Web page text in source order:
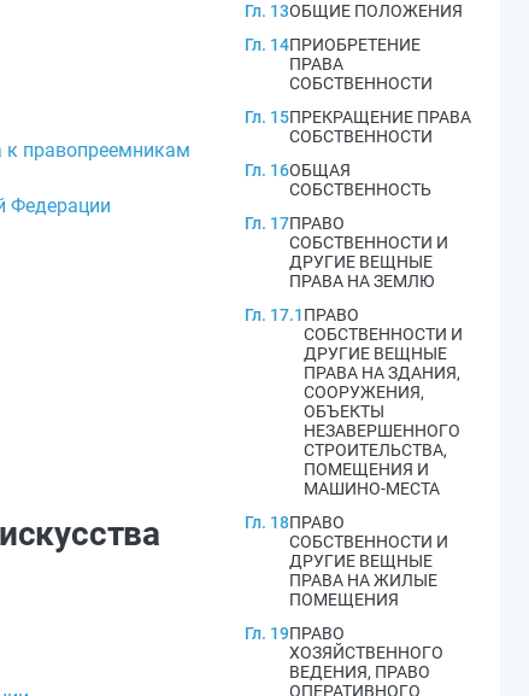
к правопреемникам
Федерации
Гл. 13ОБЩИЕ ПОЛОЖЕНИЯ
Гл. 14ПРИОБРЕТЕНИЕ
ПРАВА
СОБСТВЕННОСТИ
Гл. 15ПРЕКРАЩЕНИЕ ПРАВА
СОБСТВЕННОСТИ
Гл. 16ОБЩАЯ
СОБСТВЕННОСТЬ
Гл. 17ПРАВО
СОБСТВЕННОСТИ И
ДРУГИЕ ВЕЩНЫЕ
ПРАВА НА ЗЕМЛЮ
Гл. 17.1ПРАВО
СОБСТВЕННОСТИ И
ДРУГИЕ ВЕЩНЫЕ
ПРАВА НА ЗДАНИЯ,
СООРУЖЕНИЯ,
ОБЪЕКТЫ
НЕЗАВЕРШЕННОГО
СТРОИТЕЛЬСТВА,
ПОМЕЩЕНИЯ И
МАШИНО-МЕСТА
Гл. 18ПРАВО
СОБСТВЕННОСТИ И
ДРУГИЕ ВЕЩНЫЕ
ПРАВА НА ЖИЛЫЕ
ПОМЕЩЕНИЯ
Гл. 19ПРАВО
ХОЗЯЙСТВЕННОГО
ВЕДЕНИЯ, ПРАВО
ОПЕРАТИВНОГО